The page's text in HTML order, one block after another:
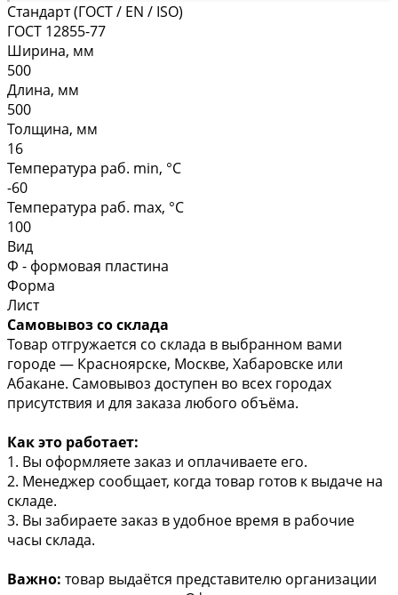
Стандарт (ГОСТ / EN / ISO)
ГОСТ 12855-77
Ширина, мм
500
Длина, мм
500
Толщина, мм
16
Температура раб. min, °C
-60
Температура раб. max, °C
100
Вид
Ф - формовая пластина
Форма
Лист
Самовывоз со склада
Товар отгружается со склада в выбранном вами
городе — Красноярске, Москве, Хабаровске или
Абакане. Самовывоз доступен во всех городах
присутствия и для заказа любого объёма.
Как это работает:
1. Вы оформляете заказ и оплачиваете его.
2. Менеджер сообщает, когда товар готов к выдаче на
складе.
3. Вы забираете заказ в удобное время в рабочие
часы склада.
Важно: товар выдаётся представителю организации